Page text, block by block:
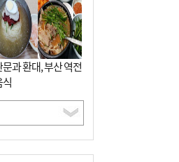
과 환대, 부산 역전